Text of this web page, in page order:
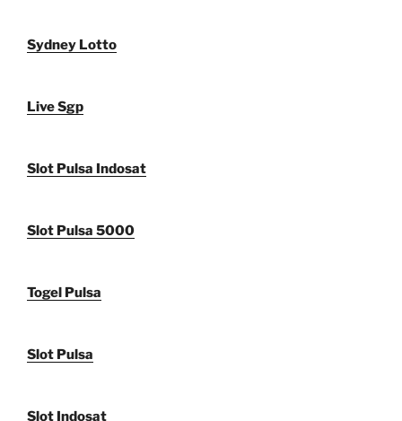
Sydney Lotto
Live Sgp
Slot Pulsa Indosat
Slot Pulsa 5000
Togel Pulsa
Slot Pulsa
Slot Indosat